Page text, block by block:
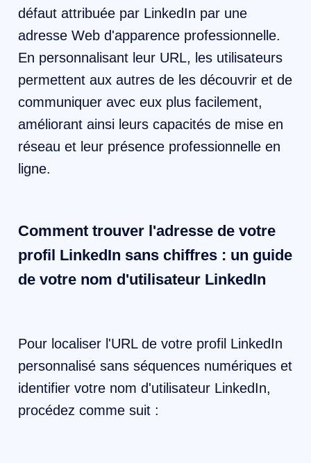
défaut attribuée par LinkedIn par une
adresse Web d'apparence professionnelle.
En personnalisant leur URL, les utilisateurs
permettent aux autres de les découvrir et de
communiquer avec eux plus facilement,
améliorant ainsi leurs capacités de mise en
réseau et leur présence professionnelle en
ligne.
Comment trouver l'adresse de votre
profil LinkedIn sans chiffres : un guide
de votre nom d'utilisateur LinkedIn
Pour localiser l'URL de votre profil LinkedIn
personnalisé sans séquences numériques et
identifier votre nom d'utilisateur LinkedIn,
procédez comme suit :